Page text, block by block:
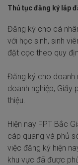
Thủ tục đăng ký lắp
Đăng ký cho cá
với học sinh, sinh
đặt cọc theo quy
Đăng ký cho doanh
doanh nghiệp, Giấy
thiệu.
Hiện nay FPT Bắc
cáp quang và phủ
việc đăng ký hiện
khu vực đã được